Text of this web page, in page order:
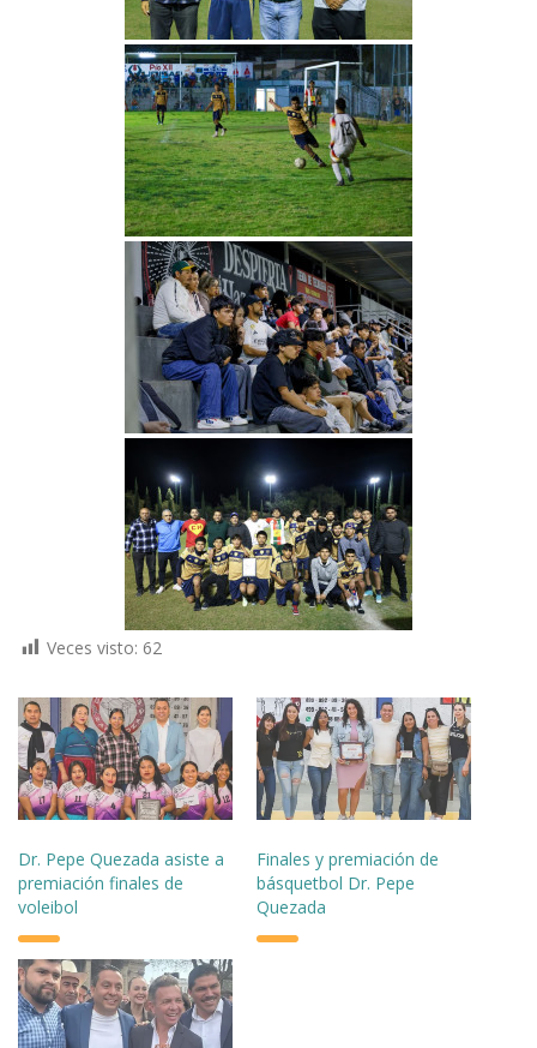
Veces visto: 62
Dr. Pepe Quezada asiste a
premiación finales de
voleibol
Finales y premiación de
básquetbol Dr. Pepe
Quezada